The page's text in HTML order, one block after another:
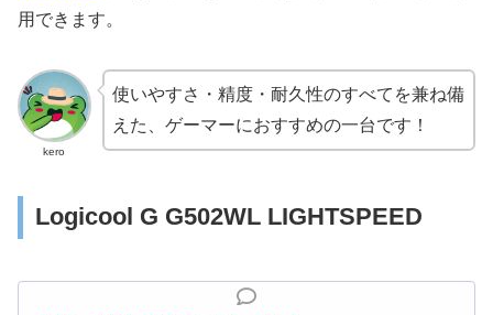
用できます。
kero
使いやすさ・精度・耐久性のすべてを兼ね備
えた、ゲーマーにおすすめの一台です！
Logicool G G502WL LIGHTSPEED